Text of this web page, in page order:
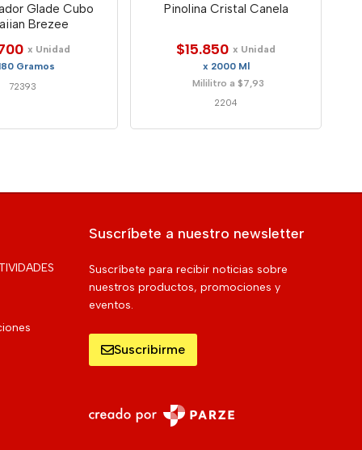
Glade Cubo
Brezee
x Unidad
Gramos
72393
Pinolina Cristal Canela
$15.850 x Unidad
x 2000 Ml
Mililitro a $7,93
2204
Suscríbete a nuestro newsletter
Suscríbete para recibir noticias sobre
nuestros productos, promociones y
eventos.
Suscribirme